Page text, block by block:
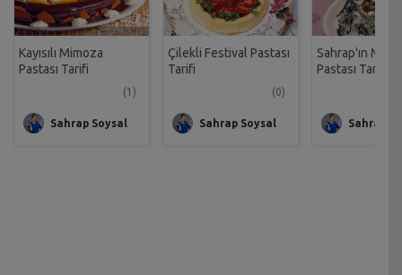
Kayısılı Mimoza
Pastası Tarifi
(1)
Sahrap Soysal
Çilekli Festival Pastası
Tarifi
(0)
Sahrap Soysal
Sahrap'ın
Pastası Tarifi
Sahrap